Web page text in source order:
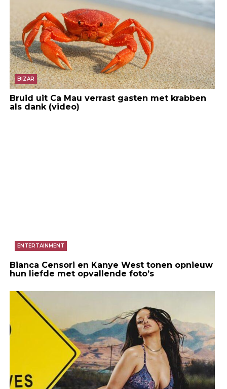
BIZAR
Bruid uit Ca Mau verrast gasten met krabben
als dank (video)
ENTERTAINMENT
Bianca Censori en Kanye West tonen opnieuw
hun liefde met opvallende foto’s